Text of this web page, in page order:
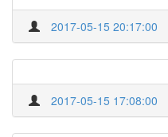
2017-05-15 20:17:00
2017-05-15 17:08:00